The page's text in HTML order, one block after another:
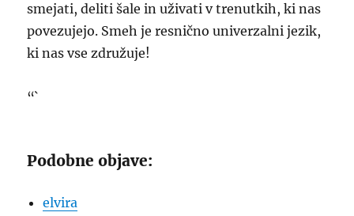
smejati, deliti šale in uživati v trenutkih, ki nas
povezujejo. Smeh je resnično univerzalni jezik,
ki nas vse združuje!
“`
Podobne objave:
elvira